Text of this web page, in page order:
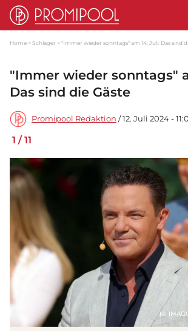
Home Schlager "Immer wieder sonntags" am 14. Juli: Das sind
"Immer wieder sonntags"
Das sind die Gäste
Promipool Redaktion / 12. Juli 2024 -
1 /11
(©